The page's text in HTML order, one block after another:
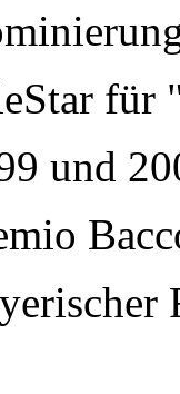
für
und